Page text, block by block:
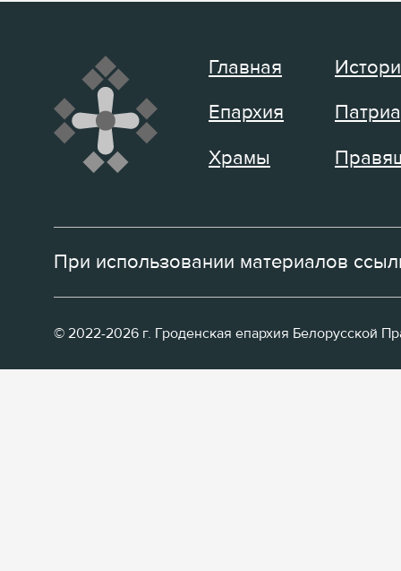
Главная
Епархия
Храмы
При использовании материалов
© 2022-2026 г. Гроденская епархия Белорусской